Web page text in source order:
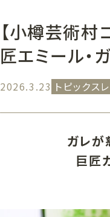
メインバー
キャプテン
【小樽芸術村
匠エミール・
2026.3.23 トピックス
ガレが
巨匠